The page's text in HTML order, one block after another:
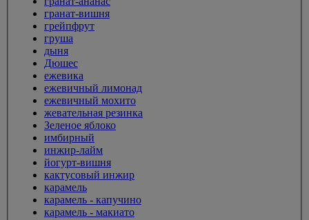
гранат-вишня
грейпфрут
груша
дыня
Дюшес
ежевика
ежевичный лимонад
ежевичный мохито
жевательная резинка
Зеленое яблоко
имбирный
инжир-лайм
йогурт-вишня
кактусовый инжир
карамель
карамель - капучино
карамель - макиато